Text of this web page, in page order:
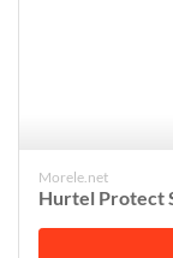
Morele.net
Hurtel Protect